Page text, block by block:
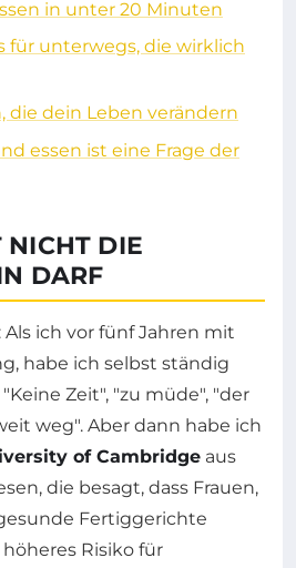
in unter 20 Minuten
für unterwegs, die wirklich
die dein Leben verändern
essen ist eine Frage der
DIE
DARF
ich vor fünf Jahren mit
habe ich selbst ständig
Zeit", "zu müde", "der
weg". Aber dann habe ich
of Cambridge aus
die besagt, dass Frauen,
Fertiggerichte
Risiko für